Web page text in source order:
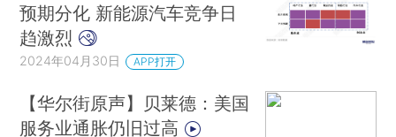
预期分化 新能源汽车竞争日
趋激烈
2024年04月30日 APP打开
【华尔街原声】贝莱德：美国
服务业通胀仍旧过高